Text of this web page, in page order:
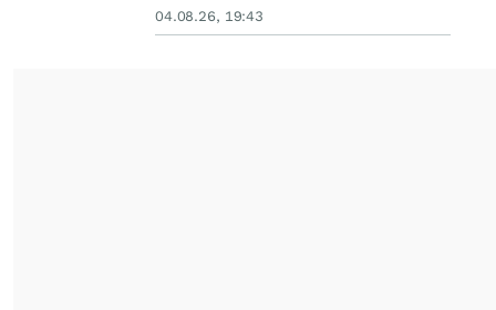
04.08.26, 19:43